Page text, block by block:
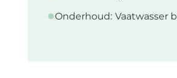
Onderhoud: Vaatwasser